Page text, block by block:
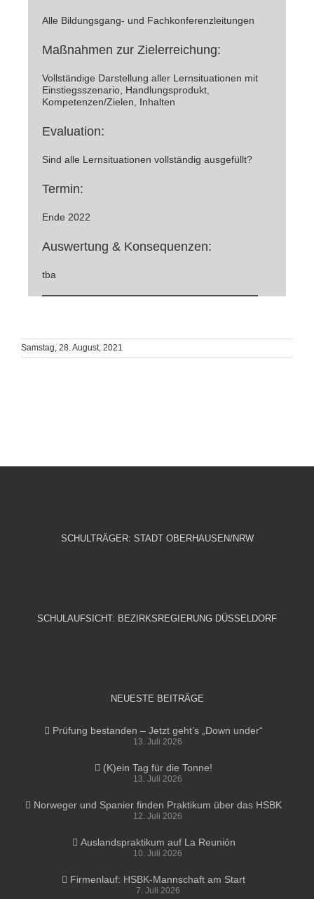
Alle Bildungsgang- und Fachkonferenzleitungen
Maßnahmen zur Zielerreichung:
Vollständige Darstellung aller Lernsituationen mit
Einstiegsszenario, Handlungsprodukt,
Kompetenzen/Zielen, Inhalten
Evaluation:
Sind alle Lernsituationen vollständig ausgefüllt?
Termin:
Ende 2022
Auswertung & Konsequenzen:
tba
Samstag, 28. August, 2021
SCHULTRÄGER: STADT OBERHAUSEN/NRW
SCHULAUFSICHT: BEZIRKSREGIERUNG DÜSSELDORF
NEUESTE BEITRÄGE
Prüfung bestanden – Jetzt geht’s „Down under“
13. Juli 2026
(K)ein Tag für die Tonne!
13. Juli 2026
Norweger und Spanier finden Praktikum über das HSBK
12. Juli 2026
Auslandspraktikum auf La Reunión
10. Juli 2026
Firmenlauf: HSBK-Mannschaft am Start
7. Juli 2026